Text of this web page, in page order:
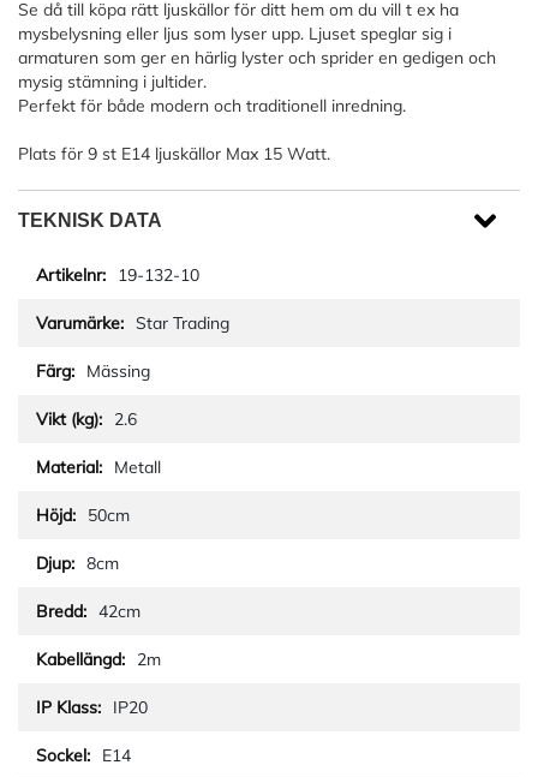
Se då till köpa rätt ljuskällor för ditt hem om du vill t ex ha
mysbelysning eller ljus som lyser upp. Ljuset speglar sig i
armaturen som ger en härlig lyster och sprider en gedigen och
mysig stämning i jultider.
Perfekt för både modern och traditionell inredning.
Plats för 9 st E14 ljuskällor Max 15 Watt.
TEKNISK DATA
19-132-10
Star Trading
Mässing
2.6
Metall
50cm
8cm
42cm
2m
IP20
E14